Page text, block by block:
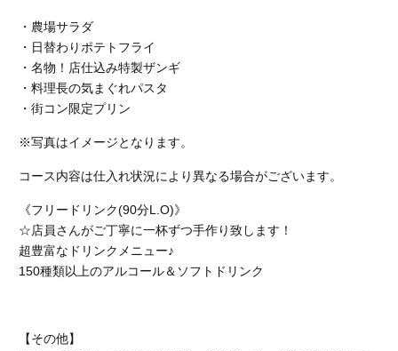
・農場サラダ
・日替わりポテトフライ
・名物！店仕込み特製ザンギ
・料理長の気まぐれパスタ
・街コン限定プリン
※写真はイメージとなります。
コース内容は仕入れ状況により異なる場合がございます。
《フリードリンク(90分L.O)》
☆店員さんがご丁寧に一杯ずつ手作り致します！
超豊富なドリンクメニュー♪
150種類以上のアルコール＆ソフトドリンク
【その他】